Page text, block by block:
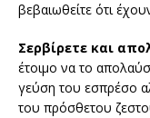
βεβαιωθείτε ότι
Σερβίρετε και
έτοιμο να το
γεύση του εσπρέσο
του πρόσθετου